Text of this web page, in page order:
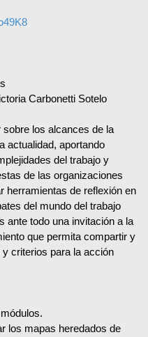
Carbonetti Sotelo
los alcances de la
actualidad, aportando
del trabajo y
de las organizaciones
herramientas de reflexión en
del mundo del trabajo
ante todo una invitación a la
que permita compartir y
criterios para la acción
los mapas heredados de